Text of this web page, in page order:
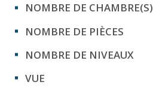
NOMBRE DE CHAMBRE(S)
NOMBRE DE PIÈCES
NOMBRE DE NIVEAUX
VUE